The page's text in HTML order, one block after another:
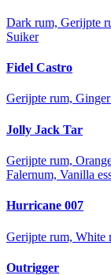
Dark rum, Gerijpte
Suiker
Fidel Castro
Gerijpte rum,
Jolly Jack Tar
Gerijpte rum,
Falernum, Vanilla
Hurricane 007
Gerijpte rum, White
Outrigger